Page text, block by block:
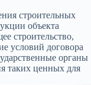
строительных
объекта
строительство,
условий договора
органы
таких ценных для